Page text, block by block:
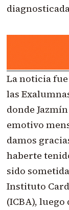
La noticia
las
donde
emotivo
damos
haberte
sido
Instituto
(ICBA),